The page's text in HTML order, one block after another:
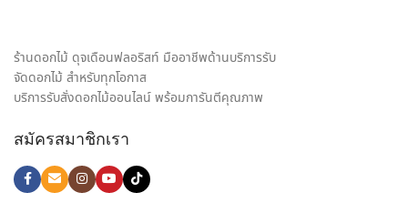
เรา คือ การเป็นสื่อกลางของทุกความรู้สึก พร้อมสร้างความประทับ
ใจให้กับทั้งผู้รับและผู้มอบดอกไม้ เราจึงมุ่งมั่นใส่ใจทุกรายละเอียด
ในงานจัดดอกไม้ ให้ได้ผลงานออกมาตรงตามความต้องการของ
ช่อดอกไม้รับปริญญา ช่อดอกไม้อวยพรวันเกิด, กระเช้าดอกไม้
แสดงความยินดี และดอกไม้ของขวัญอีกหลายรูปแบบ ก็มั่นใจ
เลือก สั่งดอกไม้ออนไลน์ กับ ร้านดอกไม้ ของเราได้เลย
ร้านดอกไม้ ดุจเดือนฟลอริสท์ มืออาชีพด้านบริการรับ
จัดดอกไม้ สำหรับทุกโอกาส
บริการรับสั่งดอกไม้ออนไลน์ พร้อมการันตีคุณภาพ
สมัครสมาชิกเรา